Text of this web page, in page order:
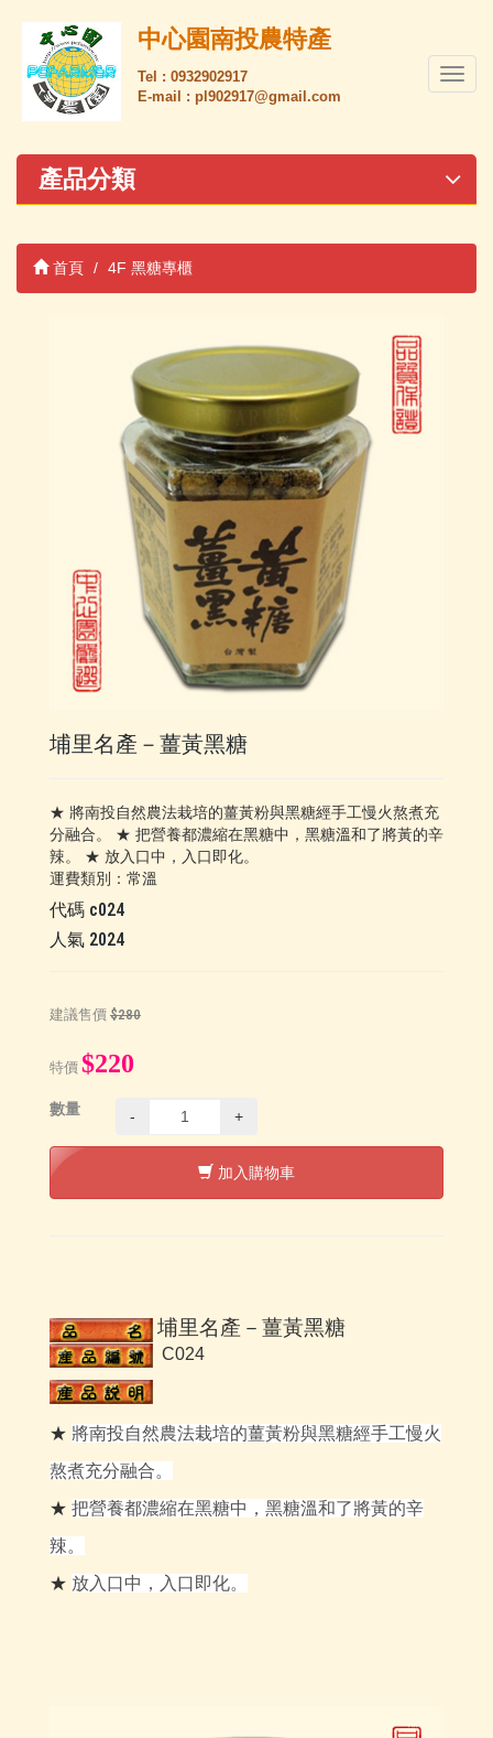
導
覽
中心園南投農特產
Tel : 0932902917
E-mail : pl902917@gmail.com
產品分類
首頁 4F 黑糖專櫃
埔里名產－薑黃黑糖
★ 將南投自然農法栽培的薑黃粉與黑糖經手工慢火熬煮充
分融合。 ★ 把營養都濃縮在黑糖中，黑糖溫和了將黃的辛
辣。 ★ 放入口中，入口即化。
運費類別： 常溫
代碼 c024
人氣 2024
建議售價 $280
特價 $220
數量 - +
加入購物車
埔里名產－薑黃黑糖
C024
★ 將南投自然農法栽培的薑黃粉與黑糖經手工慢火
熬煮充分融合。
★ 把營養都濃縮在黑糖中，黑糖溫和了將黃的辛
辣。
★ 放入口中，入口即化。